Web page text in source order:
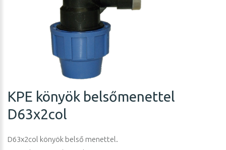
KPE könyök belsőmenettel
D63x2col
D63x2col könyök belső menettel.